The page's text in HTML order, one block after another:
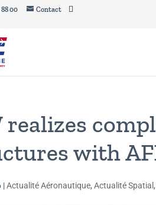
88 00 Contact
realizes
with
|Actualité Aéronautique, Actualité Spatial ,